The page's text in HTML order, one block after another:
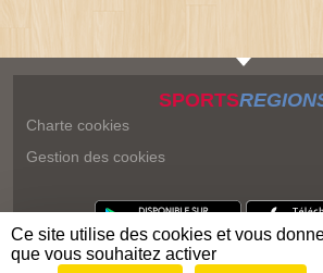
SPORTS
Charte cookies
Gestion des cookies
Ce site utilise des cookies et vous
que vous souhaitez activer